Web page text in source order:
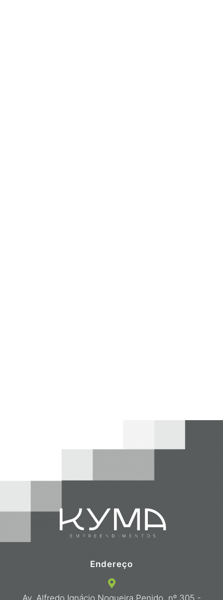
Endereço
Av. Alfredo Ignácio Nogueira Penido, nº 305 -